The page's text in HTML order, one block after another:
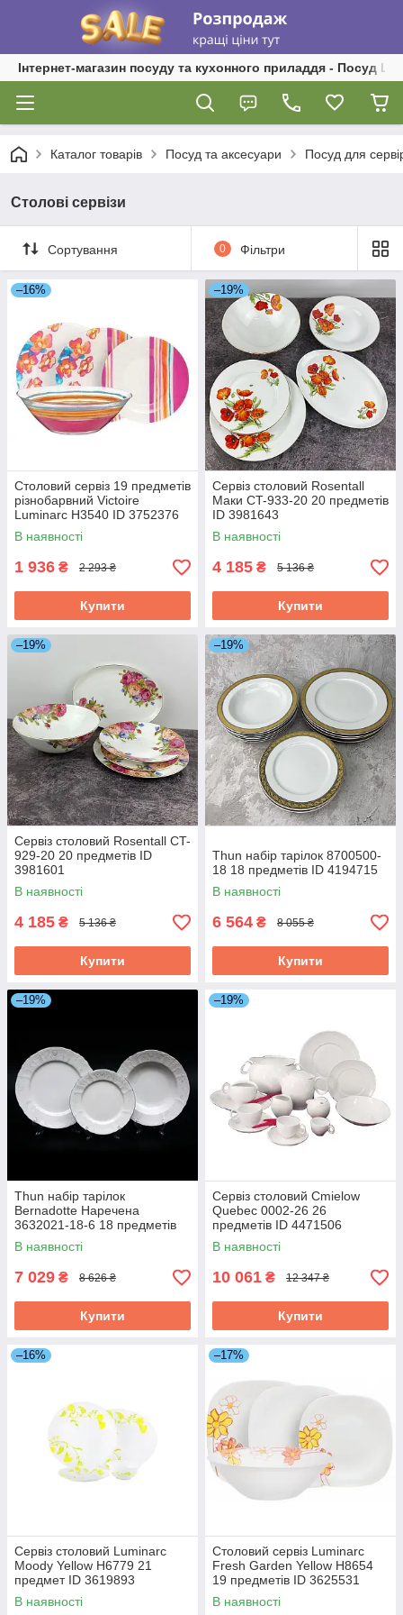
Інтернет-магазин посуду та кухонного приладдя - Посуд
Каталог товарів Посуд та аксесуари Посуд для
Столові сервізи
Сортування 0 Фільтри
–16%
Столовий сервіз 19 предметів
різнобарвний Victoire
Luminarc H3540 ID 3752376
В наявності
1 936 ₴ 2 293 ₴
Купити
–19%
Сервіз столовий Rosentall
Маки CT-933-20 20 предметів
ID 3981643
В наявності
4 185 ₴ 5 136 ₴
Купити
–19%
Сервіз столовий Rosentall CT-
929-20 20 предметів ID
3981601
В наявності
4 185 ₴ 5 136 ₴
Купити
–19%
Thun набір тарілок 8700500-
18 18 предметів ID 4194715
В наявності
6 564 ₴ 8 055 ₴
Купити
–19%
Thun набір тарілок
Bernadotte Наречена
3632021-18-6 18 предметів
ID 3771709
В наявності
7 029 ₴ 8 626 ₴
Купити
–19%
Сервіз столовий Cmielow
Quebec 0002-26 26
предметів ID 4471506
В наявності
10 061 ₴ 12 347 ₴
Купити
–16%
Сервіз столовий Luminarc
Moody Yellow H6779 21
предмет ID 3619893
В наявності
–17%
Столовий сервіз Luminarc
Fresh Garden Yellow H8654
19 предметів ID 3625531
В наявності